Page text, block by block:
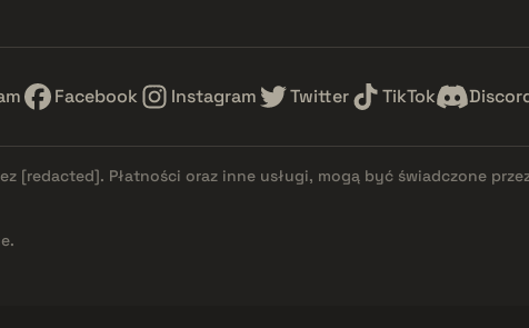
Facebook Instagram Twitter TikTok
[redacted]. Płatności oraz inne usługi, mogą być świadczone